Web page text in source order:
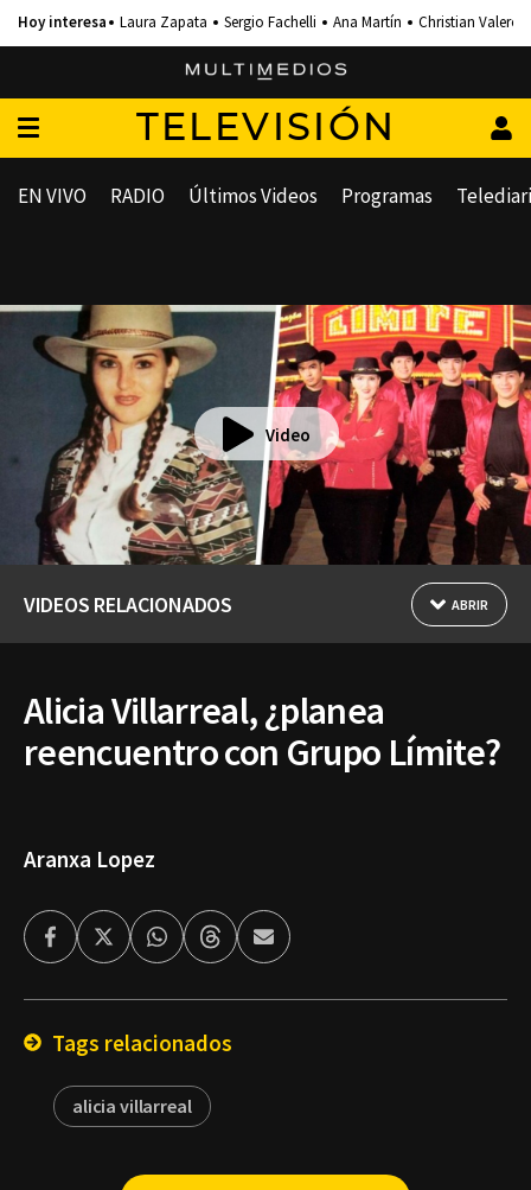
Laura Zapata Sergio Fachelli Ana Martín Christian Valero
TELEVISIÓN
EN VIVO RADIO Últimos Videos Programas
Video
VIDEOS RELACIONADOS ABRIR
Alicia Villarreal, ¿planea
reencuentro con Grupo Límite?
Aranxa Lopez
FacebookTwitterWhatsappThreadsEnviar
por
Tags relacionados
alicia villarreal